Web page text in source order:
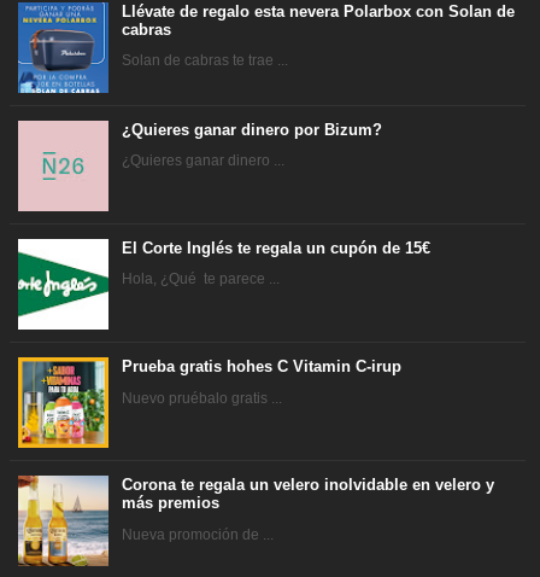
Llévate de regalo esta nevera Polarbox con Solan de
cabras
Solan de cabras te trae ...
¿Quieres ganar dinero por Bizum?
¿Quieres ganar dinero ...
El Corte Inglés te regala un cupón de 15€
Hola, ¿Qué te parece ...
Prueba gratis hohes C Vitamin C-irup
Nuevo pruébalo gratis ...
Corona te regala un velero inolvidable en velero y
más premios
Nueva promoción de ...